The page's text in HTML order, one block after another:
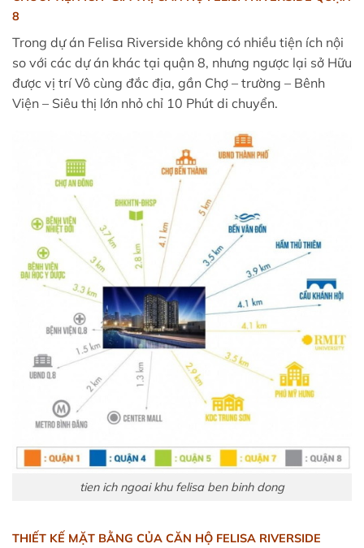
8
Trong dự án Felisa Riverside không có nhiều tiện ích nội
so với các dự án khác tại quận 8, nhưng ngược lại sở Hữu
được vị trí Vô cùng đắc địa, gần Chợ – trường – Bênh
Viện – Siêu thị lớn nhỏ chỉ 10 Phút di chuyển.
tien ich ngoai khu felisa ben binh dong
THIẾT KẾ MẶT BẰNG CỦA CĂN HỘ FELISA RIVERSIDE